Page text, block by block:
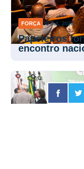
FORÇA 30 JUL 2026
Papeleiros
encontro